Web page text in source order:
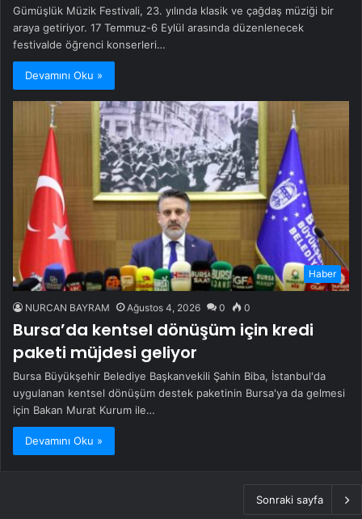
Gümüşlük Müzik Festivali, 23. yılında klasik ve çağdaş müziği bir
araya getiriyor. 17 Temmuz-6 Eylül arasında düzenlenecek
festivalde öğrenci konserleri…
Devamını Oku »
Haber
NURCAN BAYRAM Ağustos 4, 2026 0 0
Bursa’da kentsel dönüşüm için kredi
paketi müjdesi geliyor
Bursa Büyükşehir Belediye Başkanvekili Şahin Biba, İstanbul'da
uygulanan kentsel dönüşüm destek paketinin Bursa'ya da gelmesi
için Bakan Murat Kurum ile…
Devamını Oku »
Sonraki sayfa